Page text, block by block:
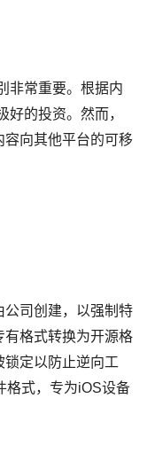
非常重要。根据内
的投资。然而，
容向其他平台的可移
公司创建，以强制特
有格式转换为开源格
定以防止逆向工
格式，专为iOS设备